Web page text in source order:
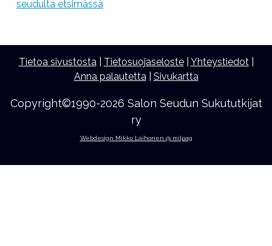
seudulta etsimässä
Tietoa sivustosta| Tietosuojaseloste| Yhteystiedot|
Anna palautetta| Sivukartta
Copyright©1990-2026 Salon Seudun Sukututkijat
ry
Webdesign Mikko Laihonen @ milpag